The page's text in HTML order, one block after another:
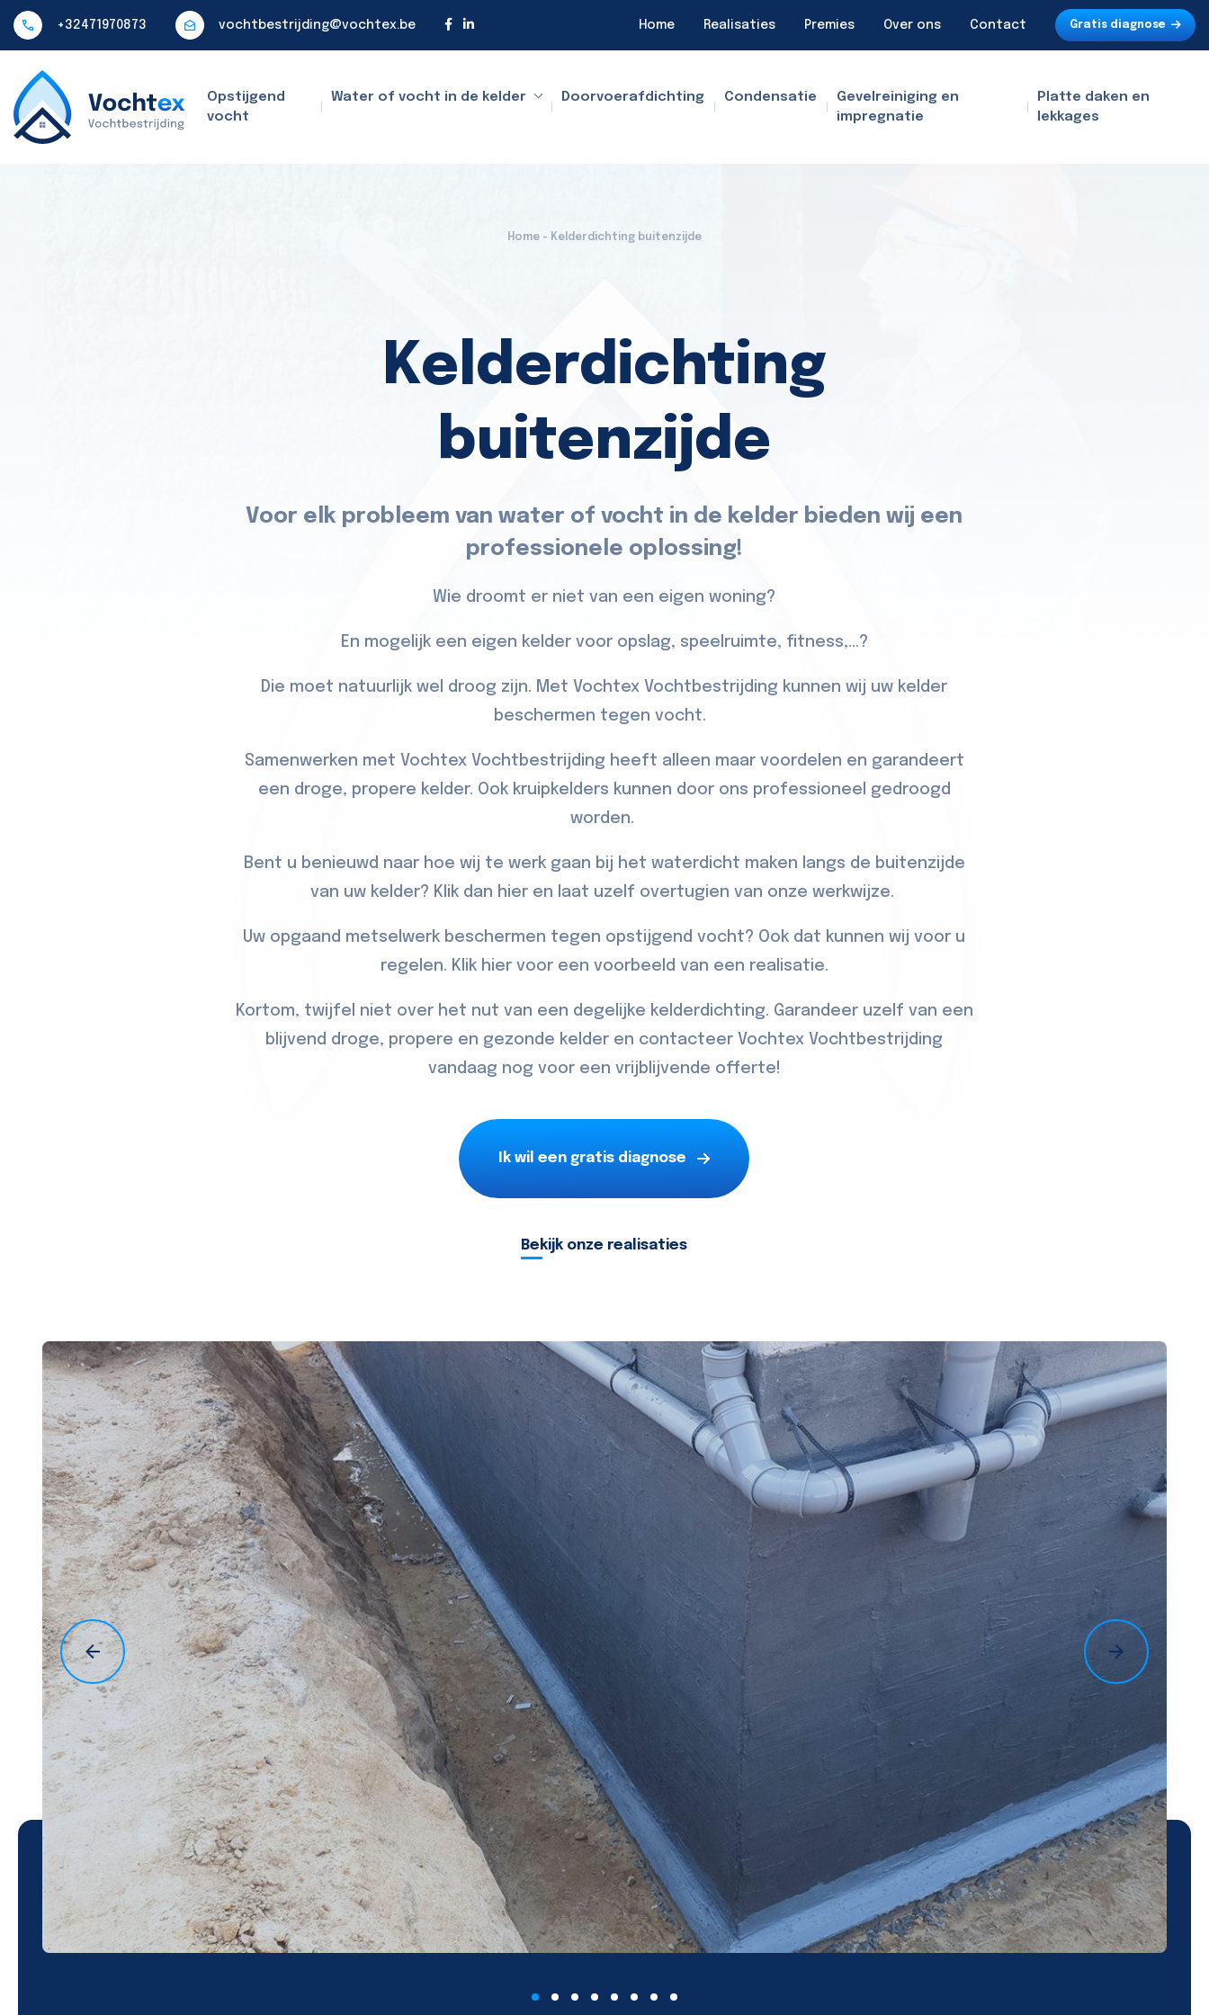
+32471970873 vochtbestrijding@vochtex.be Home Realisaties Premies Over ons Contact Gratis diagnose
Opstijgend
vocht
Water of vocht in de kelder Doorvoerafdichting Condensatie
Gevelreiniging en
impregnatie
Platte daken en
lekkages
Home - Kelderdichting buitenzijde
Kelderdichting
buitenzijde
Voor elk probleem van water of vocht in de kelder bieden wij een
professionele oplossing!
Wie droomt er niet van een eigen woning?
En mogelijk een eigen kelder voor opslag, speelruimte, fitness,...?
Die moet natuurlijk wel droog zijn. Met Vochtex Vochtbestrijding kunnen wij uw kelder
beschermen tegen vocht.
Samenwerken met Vochtex Vochtbestrijding heeft alleen maar voordelen en garandeert
een droge, propere kelder. Ook kruipkelders kunnen door ons professioneel gedroogd
worden.
Bent u benieuwd naar hoe wij te werk gaan bij het waterdicht maken langs de buitenzijde
van uw kelder? Klik dan hieren laat uzelf overtugien van onze werkwijze.
Uw opgaand metselwerk beschermen tegen opstijgend vocht? Ook dat kunnen wij voor u
regelen. Klik hiervoor een voorbeeld van een realisatie.
Kortom, twijfel niet over het nut van een degelijke kelderdichting. Garandeer uzelf van een
blijvend droge, propere en gezonde kelder en contacteer Vochtex Vochtbestrijding
vandaag nog voor een vrijblijvende offerte!
Ik wil een gratis diagnose
Bekijk onze realisaties